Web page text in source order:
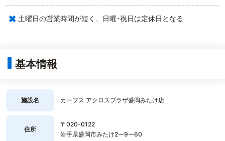
× 土曜日の営業時間が短く、日曜･祝日は定休日となる
基本情報
施設名 カーブス アクロスプラザ盛岡みたけ店
住所
〒020-0122
岩手県盛岡市みたけ2ー9ー60